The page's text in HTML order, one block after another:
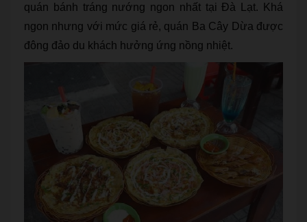
quán bánh tráng nướng ngon nhất tại Đà Lạt. Khá
ngon nhưng với mức giá rẻ, quán Ba Cây Dừa được
đông đảo du khách hưởng ứng nồng nhiệt.